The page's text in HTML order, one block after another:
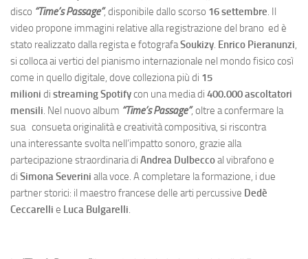
disco “Time’s Passage”, disponibile dallo scorso 16 settembre. Il
video propone immagini relative alla registrazione del brano ed è
stato realizzato dalla regista e fotografaSoukizy. Enrico Pieranunzi,
si colloca ai vertici del pianismo internazionale nel mondo fisico così
come in quello digitale, dove colleziona più di 15
milioni di streaming Spotifycon una media di 400.000ascoltatori
mensili. Nel nuovo album “Time’s Passage”, oltre a confermare la
sua consueta originalità e creatività compositiva, si riscontra
una interessante svolta nell’impatto sonoro, grazie alla
partecipazione straordinaria di Andrea Dulbeccoal vibrafono e
di Simona Severini alla voce. A completare la formazione, i due
partner storici: il maestro francese delle arti percussive Dedè
Ceccarelli e Luca Bulgarelli.